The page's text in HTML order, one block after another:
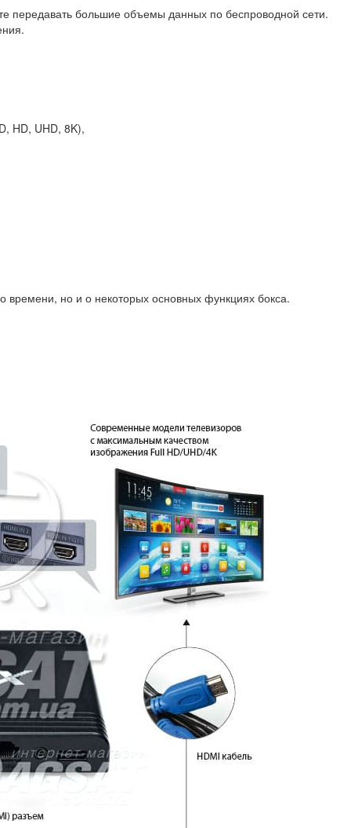
передавать большие объемы данных по беспроводной сети.
HD, UHD, 8K),
времени, но и о некоторых основных функциях бокса.